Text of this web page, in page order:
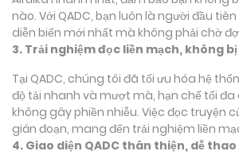
nào. Với QADC, bạn luôn là người đầu
diễn biến mới nhất mà không phải chờ
3. Trải nghiệm đọc liền mạch, không
Tại QADC, chúng tôi đã tối ưu hóa hệ
độ tải nhanh và mượt mà, hạn chế tối đa
không gây phiền nhiễu. Việc đọc truyện
gián đoạn, mang đến trải nghiệm liền
4. Giao diện QADC thân thiện, dễ